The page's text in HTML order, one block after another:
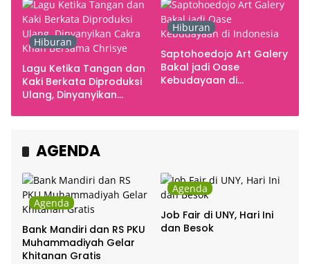
Hiburan
Lagu Ketika Tangan dan
Kaki Berkata Diproduksi
Ulang, Dinyanyikan
Hiburan
Saptohoedojo Art Galery
Bakal jadi Oase
Kebudayaan di
AGENDA
Agenda
Bank Mandiri dan RS PKU
Muhammadiyah Gelar
Khitanan Gratis
Agenda
Job Fair di UNY, Hari Ini
dan Besok